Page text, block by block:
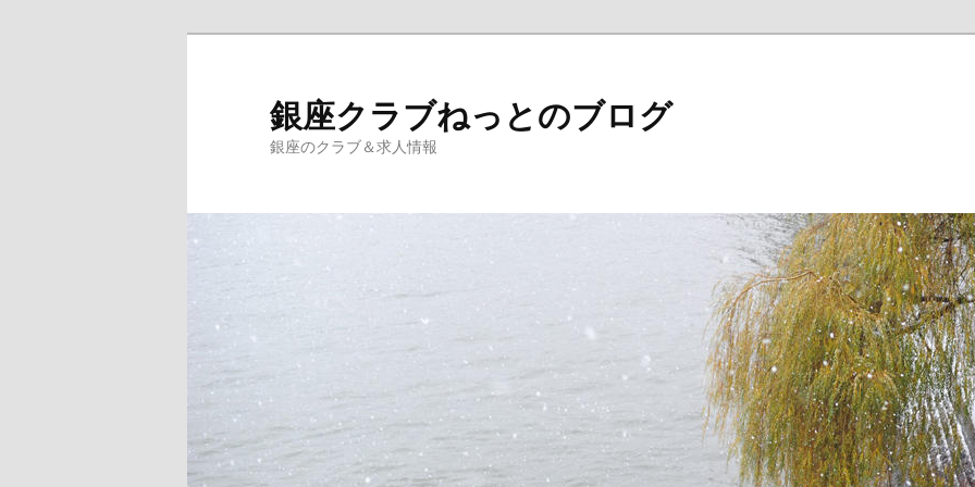
銀座クラブねっとのブログ
銀座のクラブ＆求人情報